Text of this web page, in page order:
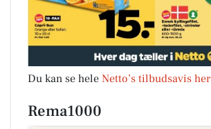
Du kan se hele Netto’s tilbudsavis her
Rema1000